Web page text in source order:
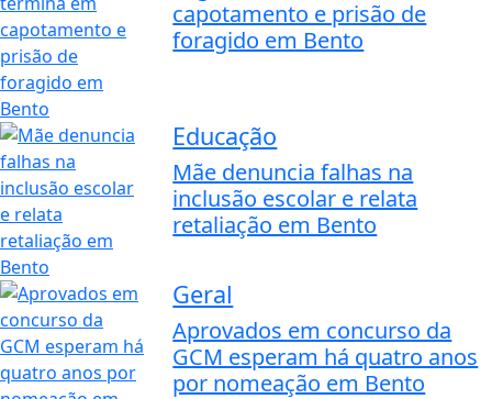
capotamento e prisão de
foragido em Bento
Educação
Mãe denuncia falhas na
inclusão escolar e relata
retaliação em Bento
Geral
Aprovados em concurso da
GCM esperam há quatro anos
por nomeação em Bento